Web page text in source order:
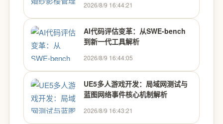
2026/8/9 16:44:21
AI代码评估变革：从SWE-bench
到新一代工具解析
2026/8/9 16:44:05
UE5多人游戏开发：局域网测试与
蓝图网络事件核心机制解析
2026/8/9 16:43:21